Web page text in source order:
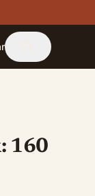
160